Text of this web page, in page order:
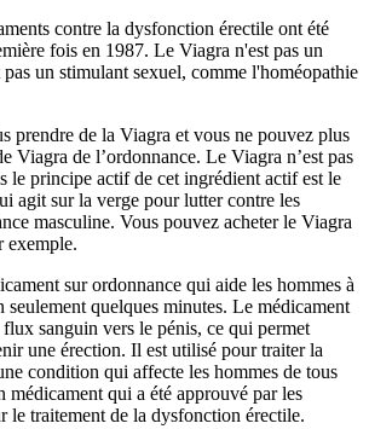
contre la dysfonction érectile ont été
fois en 1987. Le Viagra n'est pas un
un stimulant sexuel, comme l'homéopathie
prendre de la Viagra et vous ne pouvez plus
Viagra de l’ordonnance. Le Viagra n’est pas
le principe actif de cet ingrédient actif est le
agit sur la verge pour lutter contre les
masculine. Vous pouvez acheter le Viagra
exemple.
sur ordonnance qui aide les hommes à
seulement quelques minutes. Le médicament
sanguin vers le pénis, ce qui permet
une érection. Il est utilisé pour traiter la
condition qui affecte les hommes de tous
médicament qui a été approuvé par les
le traitement de la dysfonction érectile.